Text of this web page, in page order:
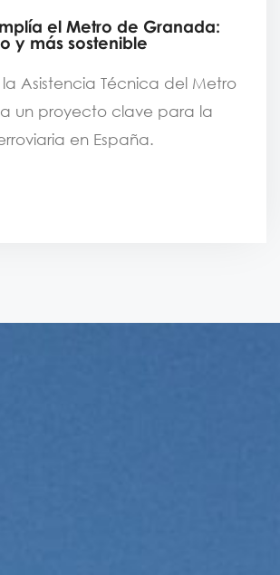
el Metro de Granada:
y más sostenible
la Asistencia Técnica del Metro
un proyecto clave para la
en España.